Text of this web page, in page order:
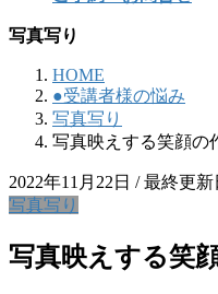
写真写り
HOME
●受講者様の悩み
写真写り
写真映えする笑顔の
2022年11月22日 / 最終更新
写真写り
写真映えする笑